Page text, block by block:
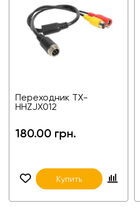
Переходник TX-
HHZJX012
180.00 грн.
Купить